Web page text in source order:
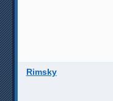
Rimsky